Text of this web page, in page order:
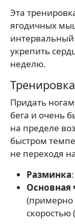
Эта
ягодичных
интервальный
укрепить
неделю.
Придать
бега и очень
на пределе
быстром
не переходя
Разминка
Основная
(примерно